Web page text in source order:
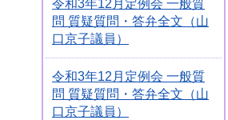
令和3年12月定例会 一般質
問 質疑質問・答弁全文（山
口京子議員）
令和3年12月定例会 一般質
問 質疑質問・答弁全文（山
口京子議員）